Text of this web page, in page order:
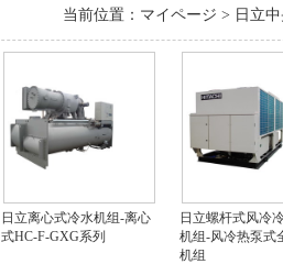
当前位置： マイページ > 日立
日立离心式冷水机组-离心
式HC-F-GXG系列
日立螺杆式风冷
机组-风冷热泵式
机组